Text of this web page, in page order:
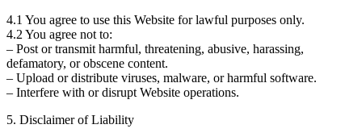
4.1 You agree to use this Website for lawful purposes only.
4.2 You agree not to:
– Post or transmit harmful, threatening, abusive, harassing,
defamatory, or obscene content.
– Upload or distribute viruses, malware, or harmful software.
– Interfere with or disrupt Website operations.
5. Disclaimer of Liability